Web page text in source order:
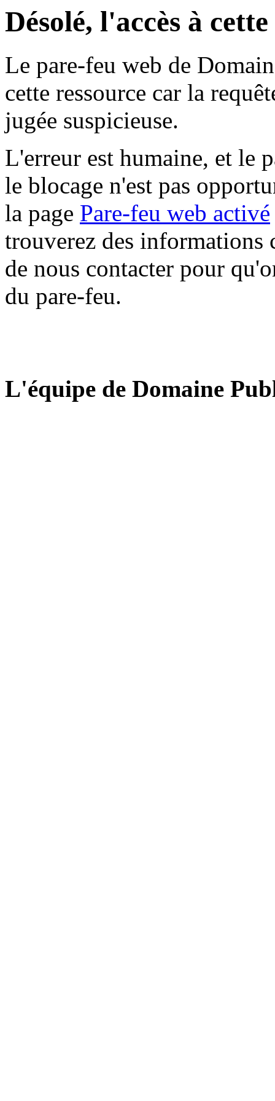
Désolé, l'accès à
Le pare-feu web de
cette ressource car la
jugée suspicieuse.
L'erreur est humaine, et le
le blocage n'est pas
la page Pare-feu web activé
trouverez des informations
de nous contacter pour
du pare-feu.
L'équipe de Domaine